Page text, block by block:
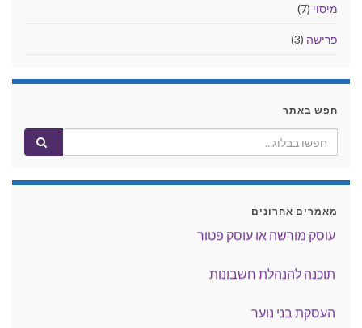
מיסוי (7)
פרישה (3)
חפש באתר
מאמרים אחרונים
פרישה מקבע ובכלל - על מה ולמה
הלוואת בעלים לחברה בשליטתם – היבט המיסוי
עוסק מורשה או עוסק פטור
תוכנה להנהלת חשבונות
העסקת בני נוער